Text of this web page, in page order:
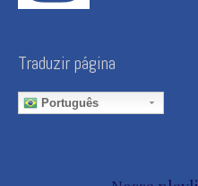
Traduzir página
Português